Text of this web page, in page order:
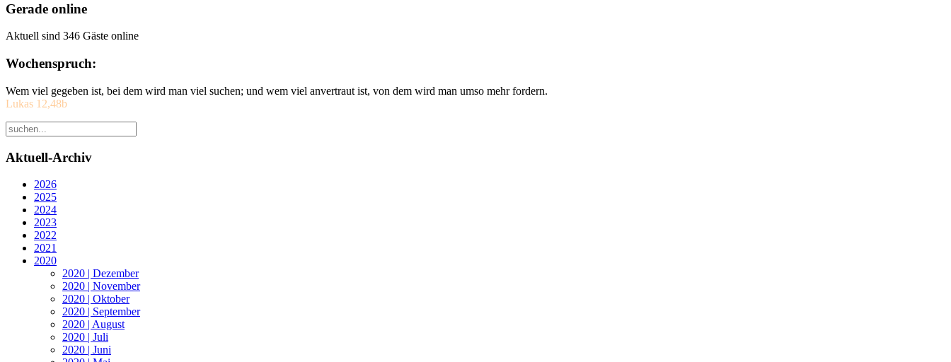
Gerade online
Aktuell sind 346 Gäste online
Wochenspruch:
Wem viel gegeben ist, bei dem wird man viel suchen; und wem viel anvertraut ist, von dem wird man umso mehr fordern.
Lukas 12,48b
Aktuell-Archiv
2026
2025
2024
2023
2022
2021
2020
2020 | Dezember
2020 | November
2020 | Oktober
2020 | September
2020 | August
2020 | Juli
2020 | Juni